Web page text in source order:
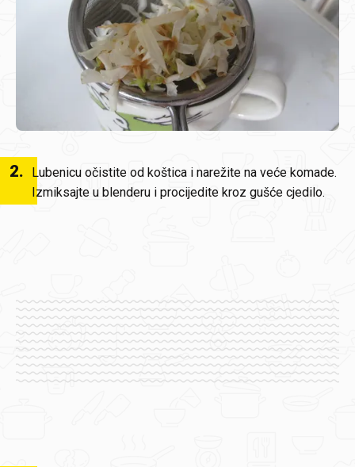
2.
Lubenicu očistite od koštica i narežite na veće komade.
Izmiksajte u blenderu i procijedite kroz gušće cjedilo.